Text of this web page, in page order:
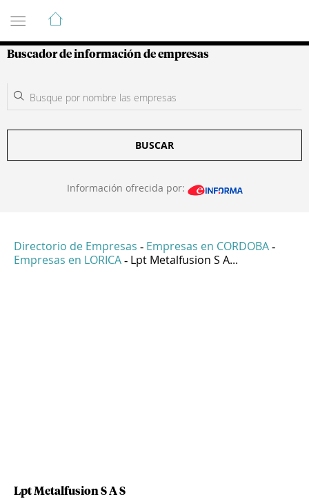
Guía de Empresas Colombianas
Buscador de información de empresas
BUSCAR
Información ofrecida por:
Directorio de Empresas - Empresas en CORDOBA -
Empresas en LORICA - Lpt Metalfusion S A...
Lpt Metalfusion S A S